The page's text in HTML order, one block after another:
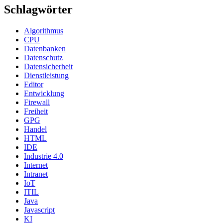
Schlagwörter
Algorithmus
CPU
Datenbanken
Datenschutz
Datensicherheit
Dienstleistung
Editor
Entwicklung
Firewall
Freiheit
GPG
Handel
HTML
IDE
Industrie 4.0
Internet
Intranet
IoT
ITIL
Java
Javascript
KI